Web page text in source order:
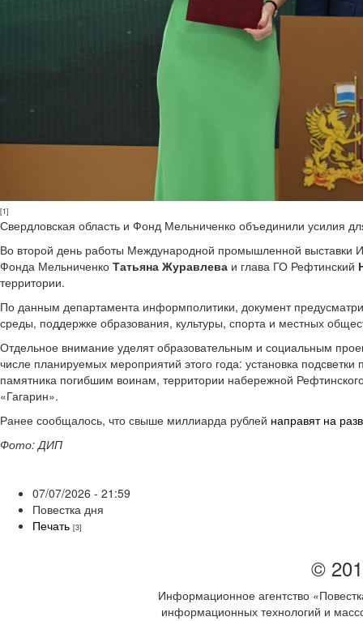
[1]
Свердловская область и Фонд Мельниченко объединили усилия
Во второй день работы Международной промышленной
Фонда Мельниченко Татьяна Журавлева и глава ГО Рефтинский
территории.
По данным департамента информполитики, документ
среды, поддержке образования, культуры, спорта и местных
Отдельное внимание уделят образовательным и социальным
числе планируемых мероприятий этого года: установка
памятника погибшим воинам, территории набережной
«Гагарин».
Ранее сообщалось, что свыше миллиарда рублей направят на
Фото: ДИП
07/07/2026 - 21:59
Повестка дня
Печать [3]
©
Информационное агентство
информационных технологий и